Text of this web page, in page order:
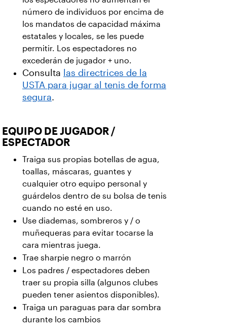
número de individuos por encima de
los mandatos de capacidad máxima
estatales y locales, se les puede
permitir. Los espectadores no
excederán de jugador + uno.
Consulta las directrices de la
USTA para jugar al tenis de forma
segura.
EQUIPO DE JUGADOR /
ESPECTADOR
Traiga sus propias botellas de agua,
toallas, máscaras, guantes y
cualquier otro equipo personal y
guárdelos dentro de su bolsa de tenis
cuando no esté en uso.
Use diademas, sombreros y / o
muñequeras para evitar tocarse la
cara mientras juega.
Trae sharpie negro o marrón
Los padres / espectadores deben
traer su propia silla (algunos clubes
pueden tener asientos disponibles).
Traiga un paraguas para dar sombra
durante los cambios